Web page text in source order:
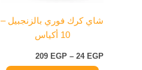
شاي كرك فوري بالزنجبيل –
10 أكياس
24 EGP
–
209 EGP
اختيار
صفحة